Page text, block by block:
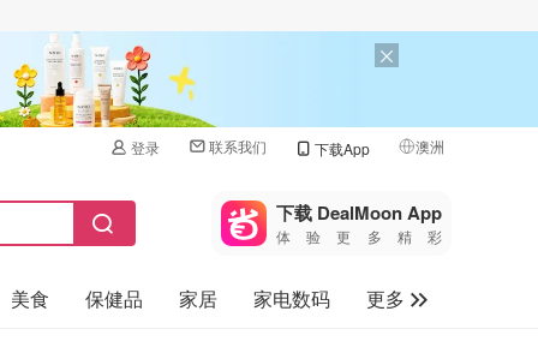
登录 联系我们 下载App 澳洲
🇺🇸
🇨🇳 中国
🇨🇦加拿大
下载 DealMoon App
体验更多精彩
美食 保健品 家居 家电数码
更多